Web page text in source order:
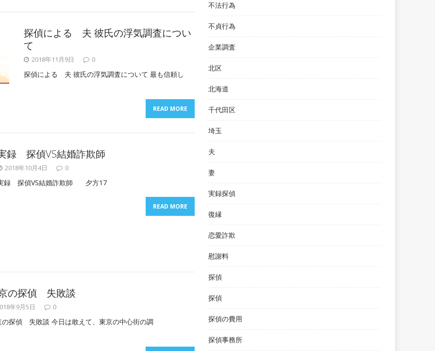
探偵による 夫 彼氏の浮気調査につい
て
2018年11月9日 0
探偵による 夫 彼氏の浮気調査について 最も信頼し
READ MORE
録 探偵VS結婚詐欺師
2018年10月4日 0
録 探偵VS結婚詐欺師 夕方17
READ MORE
の探偵 失敗談
年9月5日 0
の探偵 失敗談 今日は敢えて、東京の中心街の調
不法行為
不貞行為
企業調査
北区
北海道
千代田区
埼玉
夫
妻
実録探偵
復縁
恋愛詐欺
慰謝料
探偵
探偵
探偵の費用
探偵事務所